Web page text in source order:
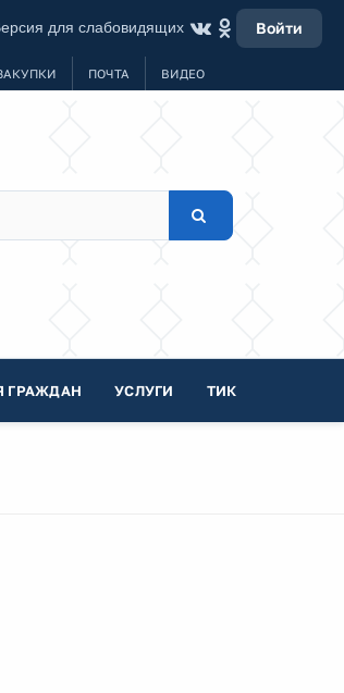
для слабовидящих Войти
ПОЧТА ВИДЕО
ГРАЖДАН УСЛУГИ ТИК